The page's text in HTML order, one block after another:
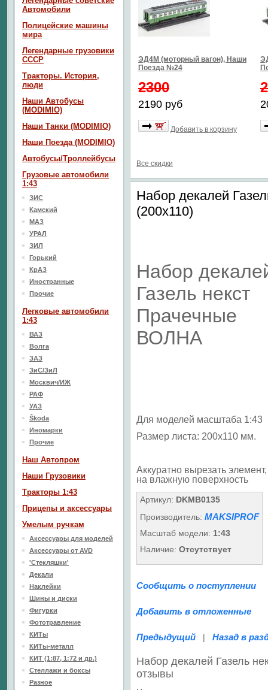
ЭД4М (моторный вагон), Наши
Поезда №24
2300
2190 руб
Добавить в корзину
Все скидки
Набор декалей
(200х110)
Набор
Газель некст
Прачечные
ВОЛНА
Для моделей масштаба 1:43
Размер листа: 200х110 мм.
Аккуратно вырезать
на влажную поверхность
Артикул: DKMB0135
Производитель: MAKSIPROF
Масштаб модели: 1:43
Наличие: Отсутствует
Сообщить о поступлении
Добавить в отложенные
Предыдущий | Назад в
Набор декалей Газель
отзывы
Автомобили
Полицейские машины
мира
Легендарные грузовики
СССР
Тракторы. История,
люди
Наши Автобусы
(MODIMIO)
Наши Танки (MODIMIO)
Наши Поезда (MODIMIO)
Автобусы/Троллейбусы
Грузовые автомобили
1:43
ЗИС
Камский
МАЗ
УРАЛ
ЗИЛ
Горький
КрАЗ
Иностранные
Прочие
Легковые автомобили
1:43
ВАЗ
Волга
ЗАЗ
ЗиС/ЗиЛ
Москвич/ИЖ
РАФ
УАЗ
Škoda
Иномарки
Прочие
Наш Aвтопром
Наши Грузовики
Тракторы 1:43
Прицепы и аксессуары
Умелым ручкам
Аксессуары для моделей
Аксессуары от AVD
'Стекляшки'
Декали
Наклейки
Шины и диски
Фигурки
Фототравление
КИТы
КИТы-металл
КИТ (1:87, 1:72 и др.)
Стеллажи и боксы
Разное